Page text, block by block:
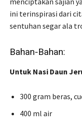
ini terinspirasi dari
sentuhan segar ala
Bahan-Bahan:
Untuk Nasi Daun
300 gram beras,
400 ml air